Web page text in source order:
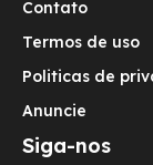
Contato
Termos de uso
Politicas de
Anuncie
Siga-nos